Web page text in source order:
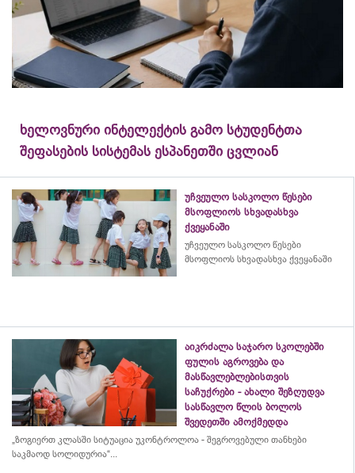
ხელოვნური ინტელექტის გამო სტუდენტთა
შეფასების სისტემას ესპანეთში ცვლიან
უჩვეულო სასკოლო წესები
მსოფლიოს სხვადასხვა
ქვეყანაში
უჩვეულო სასკოლო წესები
მსოფლიოს სხვადასხვა ქვეყანაში
აიკრძალა საჯარო სკოლებში
ფულის აგროვება და
მასწავლებლებისთვის
საჩუქრები - ახალი შეზღუდვა
სასწავლო წლის ბოლოს
შვედეთში ამოქმედდა
„ზოგიერთ კლასში სიტუაცია უკონტროლოა - შეგროვებული თანხები
საკმაოდ სოლიდურია“...